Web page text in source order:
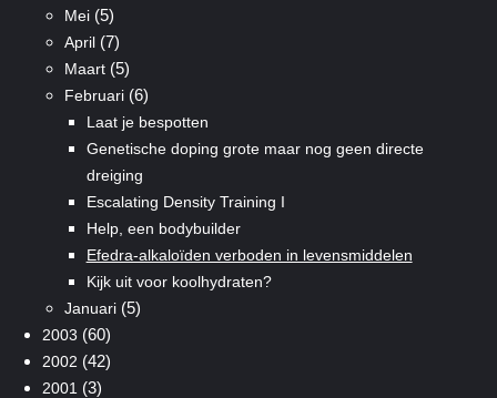
Mei(5)
April(7)
Maart(5)
Februari(6)
Laat je bespotten
Genetische doping grote maar nog geen directe
dreiging
Escalating Density Training I
Help, een bodybuilder
Efedra-alkaloïden verboden in levensmiddelen
Kijk uit voor koolhydraten?
Januari(5)
2003 (60)
2002 (42)
2001 (3)